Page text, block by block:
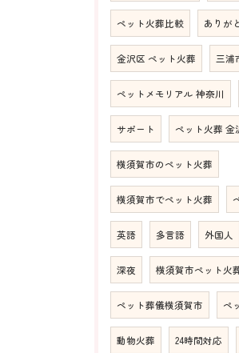
ペット火葬比較 ありが
金沢区 ペット火葬 三浦
ペットメモリアル 神奈川
サポート ペット火葬 金
横須賀市のペット火葬
横須賀市でペット火葬
英語 多言語 外国人
深夜 横須賀市ペット火
ペット葬儀横須賀市 ペ
動物火葬 24時間対応